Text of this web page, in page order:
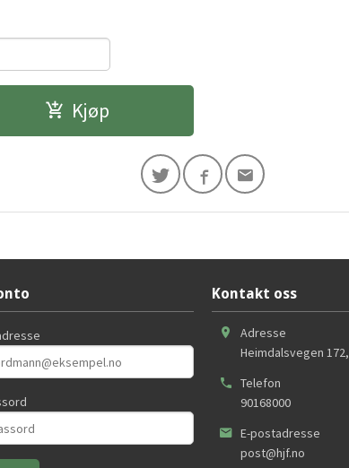
Kjøp
Kontakt oss
Adresse
Heimdalsvegen 172,
Telefon
90168000
E-postadresse
post@hjf.no